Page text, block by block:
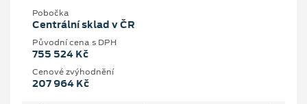
Pobočka
Centrální sklad v ČR
Původní cena s DPH
755 524 Kč
Cenové zvýhodnění
207 964 Kč